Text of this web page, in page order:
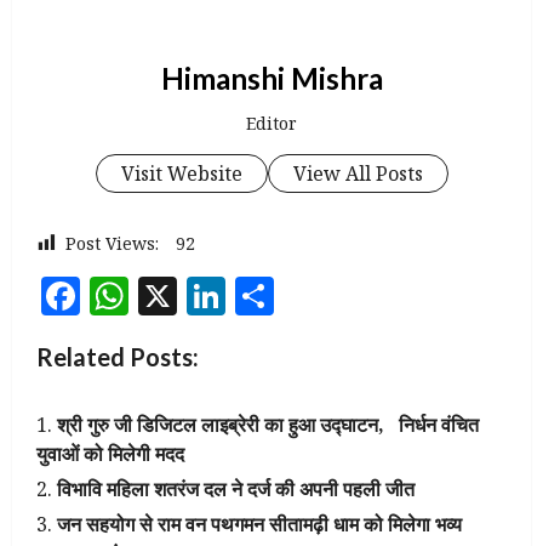
Himanshi Mishra
Editor
Visit Website View All Posts
Post Views: 92
Facebook
WhatsApp
X LinkedIn
Related Posts:
श्री गुरु जी डिजिटल लाइब्रेरी का हुआ उद्घाटन, निर्धन वंचित
युवाओं को मिलेगी मदद
विभावि महिला शतरंज दल ने दर्ज की अपनी पहली जीत
जन सहयोग से राम वन पथगमन सीतामढ़ी धाम को मिलेगा भव्य